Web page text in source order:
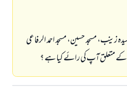
زينب، مسجد حسين، مسجد احمد الرفاعى
متعلق آپ كى رائے كيا ہے ؟